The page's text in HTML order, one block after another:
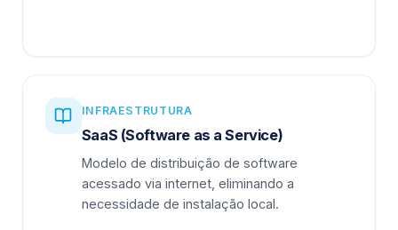
INFRAESTRUTURA
SaaS (Software as a Service)
Modelo de distribuição de software
acessado via internet, eliminando a
necessidade de instalação local.